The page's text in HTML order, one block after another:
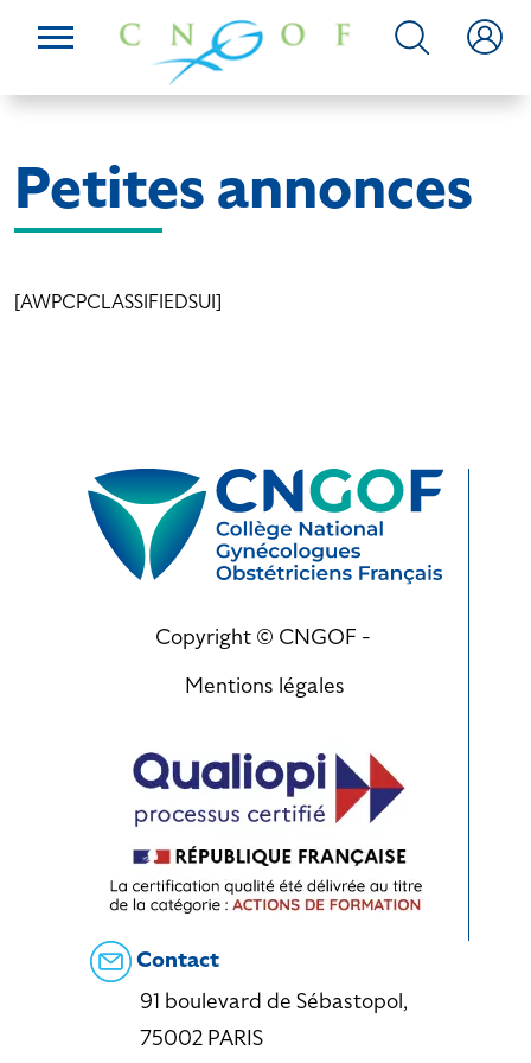
Petites annonces
[AWPCPCLASSIFIEDSUI]
Copyright © CNGOF -
Mentions légales
Contact
91 boulevard de Sébastopol,
75002 PARIS